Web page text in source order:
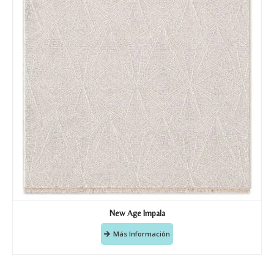
New Age Impala
Más Información